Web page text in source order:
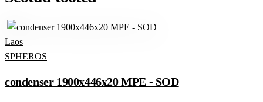
Laos
SPHEROS
condenser 1900x446x20 MPE - SOD